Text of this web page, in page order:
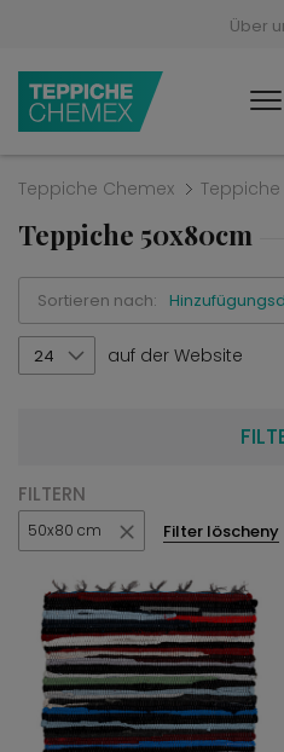
Über
Teppiche Chemex Teppiche
Teppiche 50x80cm
Sortieren nach:
24 auf der Website
FILTERN
50x80 cm Filter löscheny